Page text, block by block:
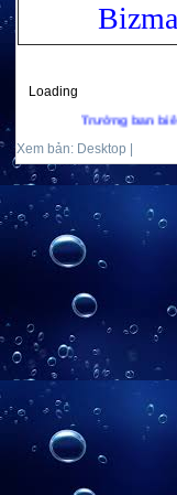
Loading
Trưởng ban biên tập: TS.
Xem bản: Desktop |